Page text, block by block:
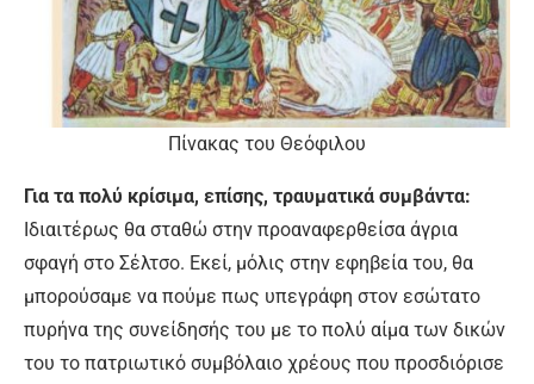
Πίνακας του Θεόφιλου
Για τα πολύ κρίσιμα, επίσης, τραυματικά συμβάντα:
Ιδιαιτέρως θα σταθώ στην προαναφερθείσα άγρια
σφαγή στο Σέλτσο. Εκεί, μόλις στην εφηβεία του, θα
μπορούσαμε να πούμε πως υπεγράφη στον εσώτατο
πυρήνα της συνείδησής του με το πολύ αίμα των δικών
του το πατριωτικό συμβόλαιο χρέους που προσδιόρισε